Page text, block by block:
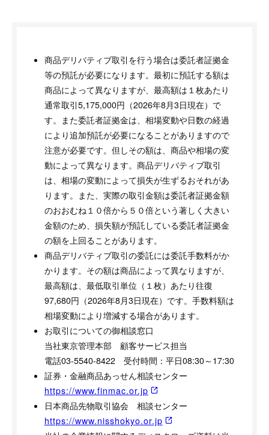
商品デリバティブ取引を行う場合は委託者証拠金
等の預託が必要になります。最初に預託する額は
商品によって異なりますが、最高額は１枚あたり
通常取引5,175,000円（2026年8月3日現在）で
す。また委託者証拠金は、相場変動や日数の経過
により追加預託が必要になることがありますので
注意が必要です。但しその額は、商品や相場の変
動によって異なります。商品デリバティブ取引
は、相場の変動によって損失が生ずるおそれがあ
ります。また、実際の取引金額は委託者証拠金額
のおおむね１０倍から５０倍という著しく大きい
金額のため、損失額が預託している委託者証拠金
の額を上回ることがあります。
商品デリバティブ取引の委託には委託手数料がか
かります。その額は商品によって異なりますが、
最高額は、最低取引単位（１枚）あたり往復
97,680円（2026年8月3日現在）です。手数料額は
相場変動により増減する場合があります。
お取引についての御相談窓口
当社東京管理本部 顧客サービス担当
電話03-5540-8422 受付時間：平日08:30～17:30
証券・金融商品あっせん相談センター
https://www.finmac.or.jp
日本商品先物取引協会 相談センター
https://www.nisshokyo.or.jp